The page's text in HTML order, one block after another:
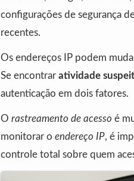
configurações de segurança
recentes.
Os endereços IP podem
Se encontrar atividade
autenticação em dois fatores.
O rastreamento de acesso é
monitorar o endereço IP, é
controle total sobre quem